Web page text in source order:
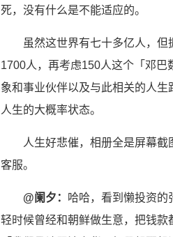
死，没有什么是不能适应的。 ​​​​
虽然这世界有七十多亿人，
1700人，再考虑150人这个「邓
象和事业伙伴以及与此相关的人
人生的大概率状态。
人生好悲催，相册全是屏幕
客服。
@阑夕： 哈哈，看到懒投资的
轻时候曾经和朝鲜做生意，把钱款